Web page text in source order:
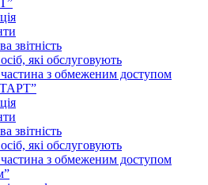
звітність
які обслуговують
з обмеженим доступом
звітність
які обслуговують
з обмеженим доступом